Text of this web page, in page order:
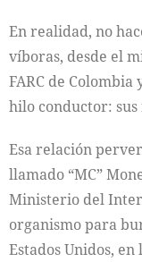
En realidad, no
víboras, desde el
FARC de
hilo conductor: sus
Esa relación
llamado “MC”
Ministerio del
organismo para
Estados Unidos,